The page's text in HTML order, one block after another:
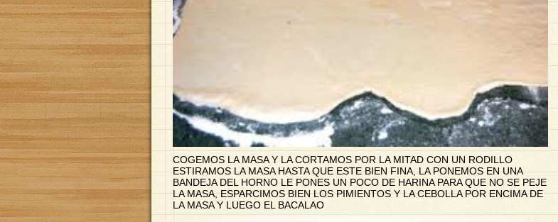
COGEMOS LA MASA Y LA CORTAMOS POR LA MITAD CON UN RODILLO
ESTIRAMOS LA MASA HASTA QUE ESTE BIEN FINA, LA PONEMOS EN UNA
BANDEJA DEL HORNO LE PONES UN POCO DE HARINA PARA QUE NO SE PEJE
LA MASA, ESPARCIMOS BIEN LOS PIMIENTOS Y LA CEBOLLA POR ENCIMA DE
LA MASA Y LUEGO EL BACALAO